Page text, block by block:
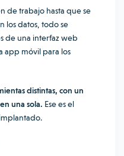
de trabajo hasta que se
los datos, todo se
de una interfaz web
app móvil para los
distintas, con un
una sola. Ese es el